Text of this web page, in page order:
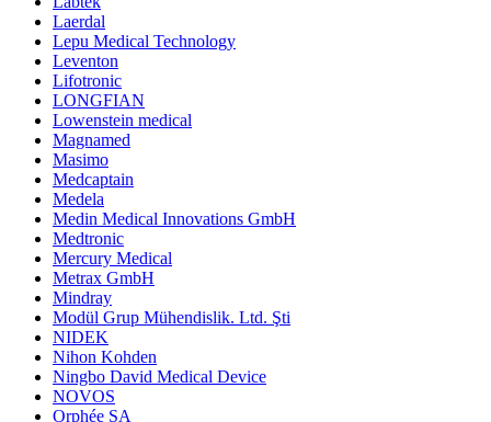
Laerdal
Lepu Medical Technology
Leventon
Lifotronic
LONGFIAN
Lowenstein medical
Magnamed
Masimo
Medcaptain
Medela
Medin Medical Innovations GmbH
Medtronic
Mercury Medical
Metrax GmbH
Mindray
Modül Grup Mühendislik. Ltd. Şti
NIDEK
Nihon Kohden
Ningbo David Medical Device
NOVOS
Orphée SA